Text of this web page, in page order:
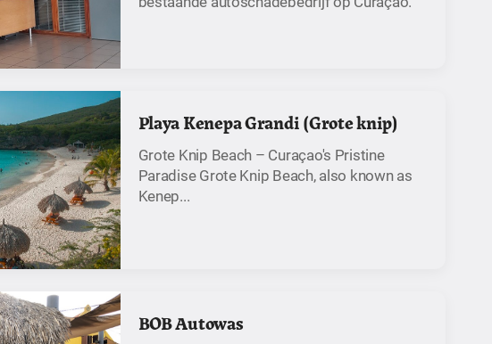
Playa Kenepa Grandi (Grote knip)
Grote Knip Beach – Curaçao's Pristine
Paradise Grote Knip Beach, also known as
Kenep...
BOB Autowas